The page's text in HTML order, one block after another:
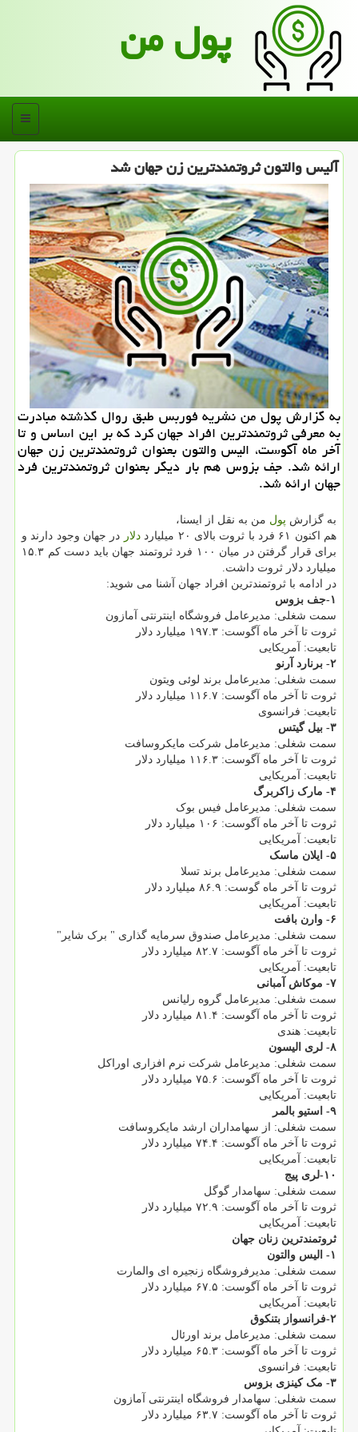
پول من
منو
آلیس والتون ثروتمندترین زن جهان شد
به گزارش پول من نشریه فوربس طبق روال گذشته مبادرت
به معرفی ثروتمندترین افراد جهان كرد كه بر این اساس و تا
آخر ماه آگوست، الیس والتون بعنوان ثروتمندترین زن جهان
ارائه شد. جف بزوس هم بار دیگر بعنوان ثروتمندترین فرد
جهان ارائه شد.
به گزارش پول من به نقل از ایسنا،
هم اکنون ۶۱ فرد با ثروت بالای ۲۰ میلیارد
دلار در جهان وجود دارند و
برای قرار گرفتن در میان ۱۰۰ فرد ثروتمند جهان باید دست کم ۱۵.۳
میلیارد دلار ثروت داشت.
در ادامه با ثروتمندترین افراد جهان آشنا می شوید:
۱-جف بزوس
سمت شغلی: مدیرعامل فروشگاه اینترنتی آمازون
ثروت تا آخر ماه آگوست: ۱۹۷.۳ میلیارد دلار
تابعیت: آمریکایی
۲- برنارد آرنو
سمت شغلی: مدیرعامل برند لوئی ویتون
ثروت تا آخر ماه آگوست: ۱۱۶.۷ میلیارد دلار
تابعیت: فرانسوی
۳- بیل گیتس
سمت شغلی: مدیرعامل شرکت مایکروسافت
ثروت تا آخر ماه آگوست: ۱۱۶.۳ میلیارد دلار
تابعیت: آمریکایی
۴- مارک زاکربرگ
سمت شغلی: مدیرعامل فیس بوک
ثروت تا آخر ماه آگوست: ۱۰۶ میلیارد دلار
تابعیت: آمریکایی
۵- ایلان ماسک
سمت شغلی: مدیرعامل برند تسلا
ثروت تا آخر ماه گوست: ۸۶.۹ میلیارد دلار
تابعیت: آمریکایی
۶- وارن بافت
سمت شغلی: مدیرعامل صندوق سرمایه گذاری " برک شایر"
ثروت تا آخر ماه آگوست: ۸۲.۷ میلیارد دلار
تابعیت: آمریکایی
۷- موکاش آمبانی
سمت شغلی: مدیرعامل گروه رلیانس
ثروت تا آخر ماه آگوست: ۸۱.۴ میلیارد دلار
تابعیت: هندی
۸- لری الیسون
سمت شغلی: مدیرعامل شرکت نرم افزاری اوراکل
ثروت تا آخر ماه آگوست: ۷۵.۶ میلیارد دلار
تابعیت: آمریکایی
۹- استیو بالمر
سمت شغلی: از سهامداران ارشد مایکروسافت
ثروت تا آخر ماه آگوست: ۷۴.۴ میلیارد دلار
تابعیت: آمریکایی
۱۰-لری پیج
سمت شغلی: سهامدار گوگل
ثروت تا آخر ماه آگوست: ۷۲.۹ میلیارد دلار
تابعیت: آمریکایی
ثروتمندترین زنان جهان
۱- الیس والتون
سمت شغلی: مدیرفروشگاه زنجیره ای والمارت
ثروت تا آخر ماه آگوست: ۶۷.۵ میلیارد دلار
تابعیت: آمریکایی
۲-فرانسواز بتنکوق
سمت شغلی: مدیرعامل برند اورئال
ثروت تا آخر ماه آگوست: ۶۵.۳ میلیارد دلار
تابعیت: فرانسوی
۳- مک کینزی بزوس
سمت شغلی: سهامدار فروشگاه اینترنتی آمازون
ثروت تا آخر ماه آگوست: ۶۳.۷ میلیارد دلار